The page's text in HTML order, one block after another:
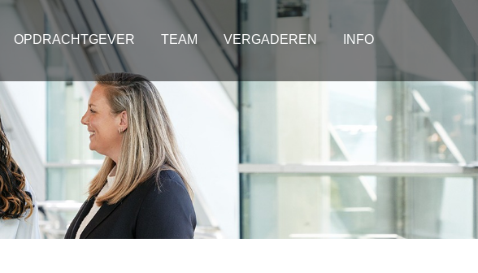
OPDRACHTGEVER TEAM VERGADEREN INFO